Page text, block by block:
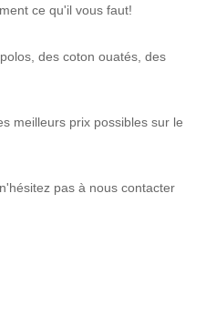
ce qu'il vous faut!
des coton ouatés, des
meilleurs prix possibles sur le
pas à nous contacter